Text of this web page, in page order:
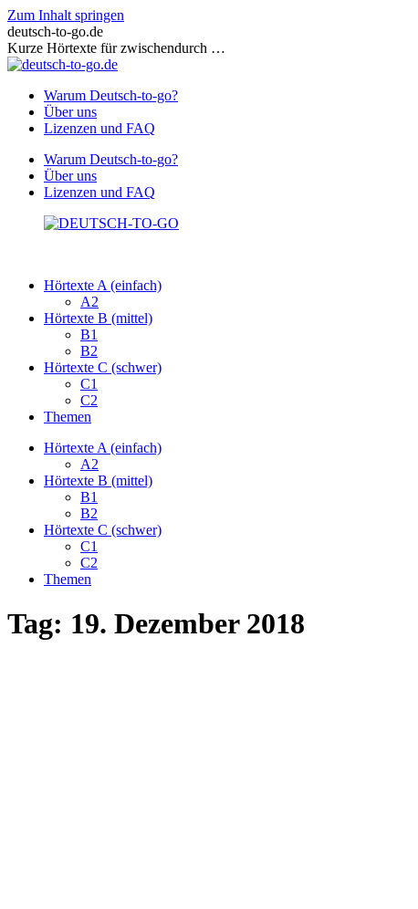
Zum Inhalt springen
deutsch-to-go.de
Kurze Hörtexte für zwischendurch …
Warum Deutsch-to-go?
Über uns
Lizenzen und FAQ
Warum Deutsch-to-go?
Über uns
Lizenzen und FAQ
Hörtexte A (einfach)
A2
Hörtexte B (mittel)
B1
B2
Hörtexte C (schwer)
C1
C2
Themen
Hörtexte A (einfach)
A2
Hörtexte B (mittel)
B1
B2
Hörtexte C (schwer)
C1
C2
Themen
Tag: 19. Dezember 2018